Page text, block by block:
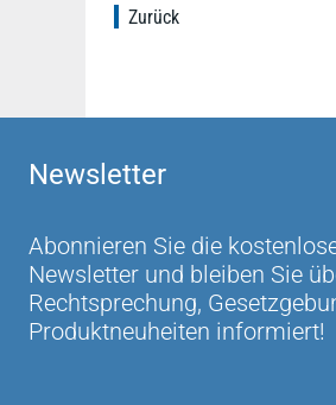
Zurück
Newsletter
Abonnieren Sie die
Newsletter und bleiben Sie
Rechtsprechung,
Produktneuheiten informiert!